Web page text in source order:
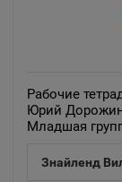
Рабочие
Юрий
Младшая
Знайленд